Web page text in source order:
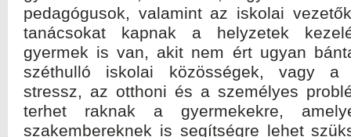
pedagógusok, valamint az iskolai
tanácsokat kapnak a helyzetek
gyermek is van, akit nem ért ugyan
széthulló iskolai közösségek, vagy a
stressz, az otthoni és a személyes
terhet raknak a gyermekekre,
szakembereknek is segítségre lehet